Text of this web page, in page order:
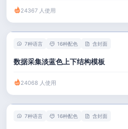
24367 人使用
7种语言 16种配色 含封面
数据采集淡蓝色上下结构模板
24068 人使用
7种语言 16种配色 含封面